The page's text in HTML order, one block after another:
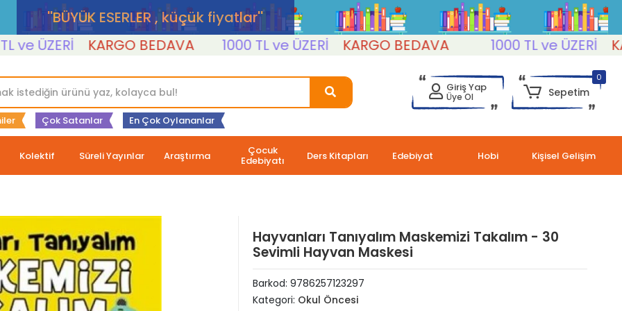
''BÜYÜK ESERLER , küçük fiyatlar''
ÜZERİ KARGO BEDAVA 1000 TL ve ÜZERİ KARGO BEDAVA 1000 TL ve ÜZERİ
Çok Satanlar En Çok Oylananlar
Giriş Yap
Üye Ol
0
Sepetim
Kolektif Süreli Yayınlar Araştırma Çocuk
Edebiyatı Ders Kitapları Edebiyat Hobi Kişisel Gelişim
Hayvanları Tanıyalım Maskemizi Takalım - 30
Sevimli Hayvan Maskesi
Barkod: 9786257123297
Kategori: Okul Öncesi